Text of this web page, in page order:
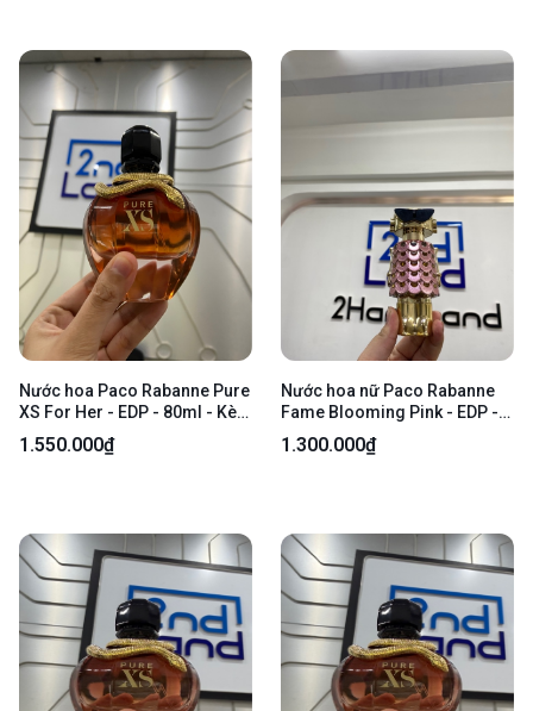
Nước hoa Paco Rabanne Pure
XS For Her - EDP - 80ml - Kèm
Box
1.550.000₫
Nước hoa nữ Paco Rabanne
Fame Blooming Pink - EDP -
75/80ml - Body
1.300.000₫